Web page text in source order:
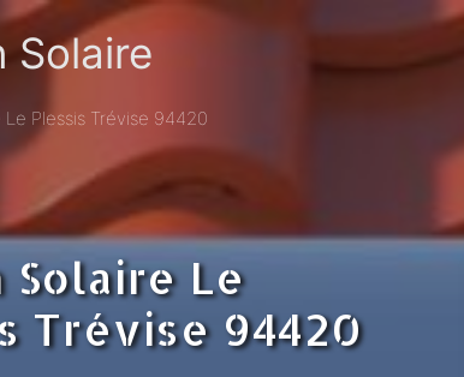
Solaire
Le Plessis Trévise 94420
Solaire Le
Trévise 94420